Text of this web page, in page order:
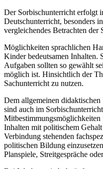
Der Sorbischunterricht erfolgt
Deutschunterricht, besonders
vergleichendes Betrachten der
Möglichkeiten sprachlichen
Kinder bedeutsamen Inhalten.
Aufgaben sollten so gewählt
möglich ist. Hinsichtlich der
Sachunterricht zu nutzen.
Dem allgemeinen
sind auch im
Inhalten mit politischem
Verbindung stehenden
politischen Bildung
Planspiele, Streitgespräche